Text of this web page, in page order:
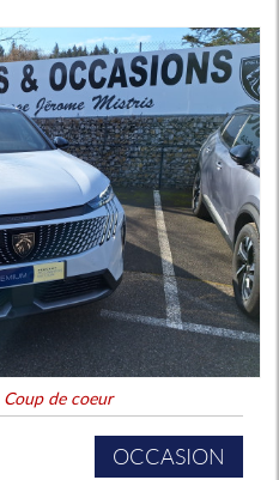
Coup de coeur
OCCASION